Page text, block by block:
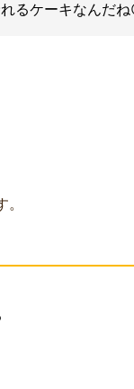
るケーキなんだね